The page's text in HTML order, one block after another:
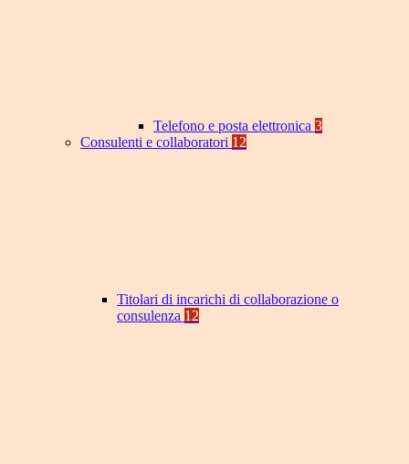
Telefono e posta elettronica 3
Consulenti e collaboratori 12
Titolari di incarichi di collaborazione o
consulenza 12